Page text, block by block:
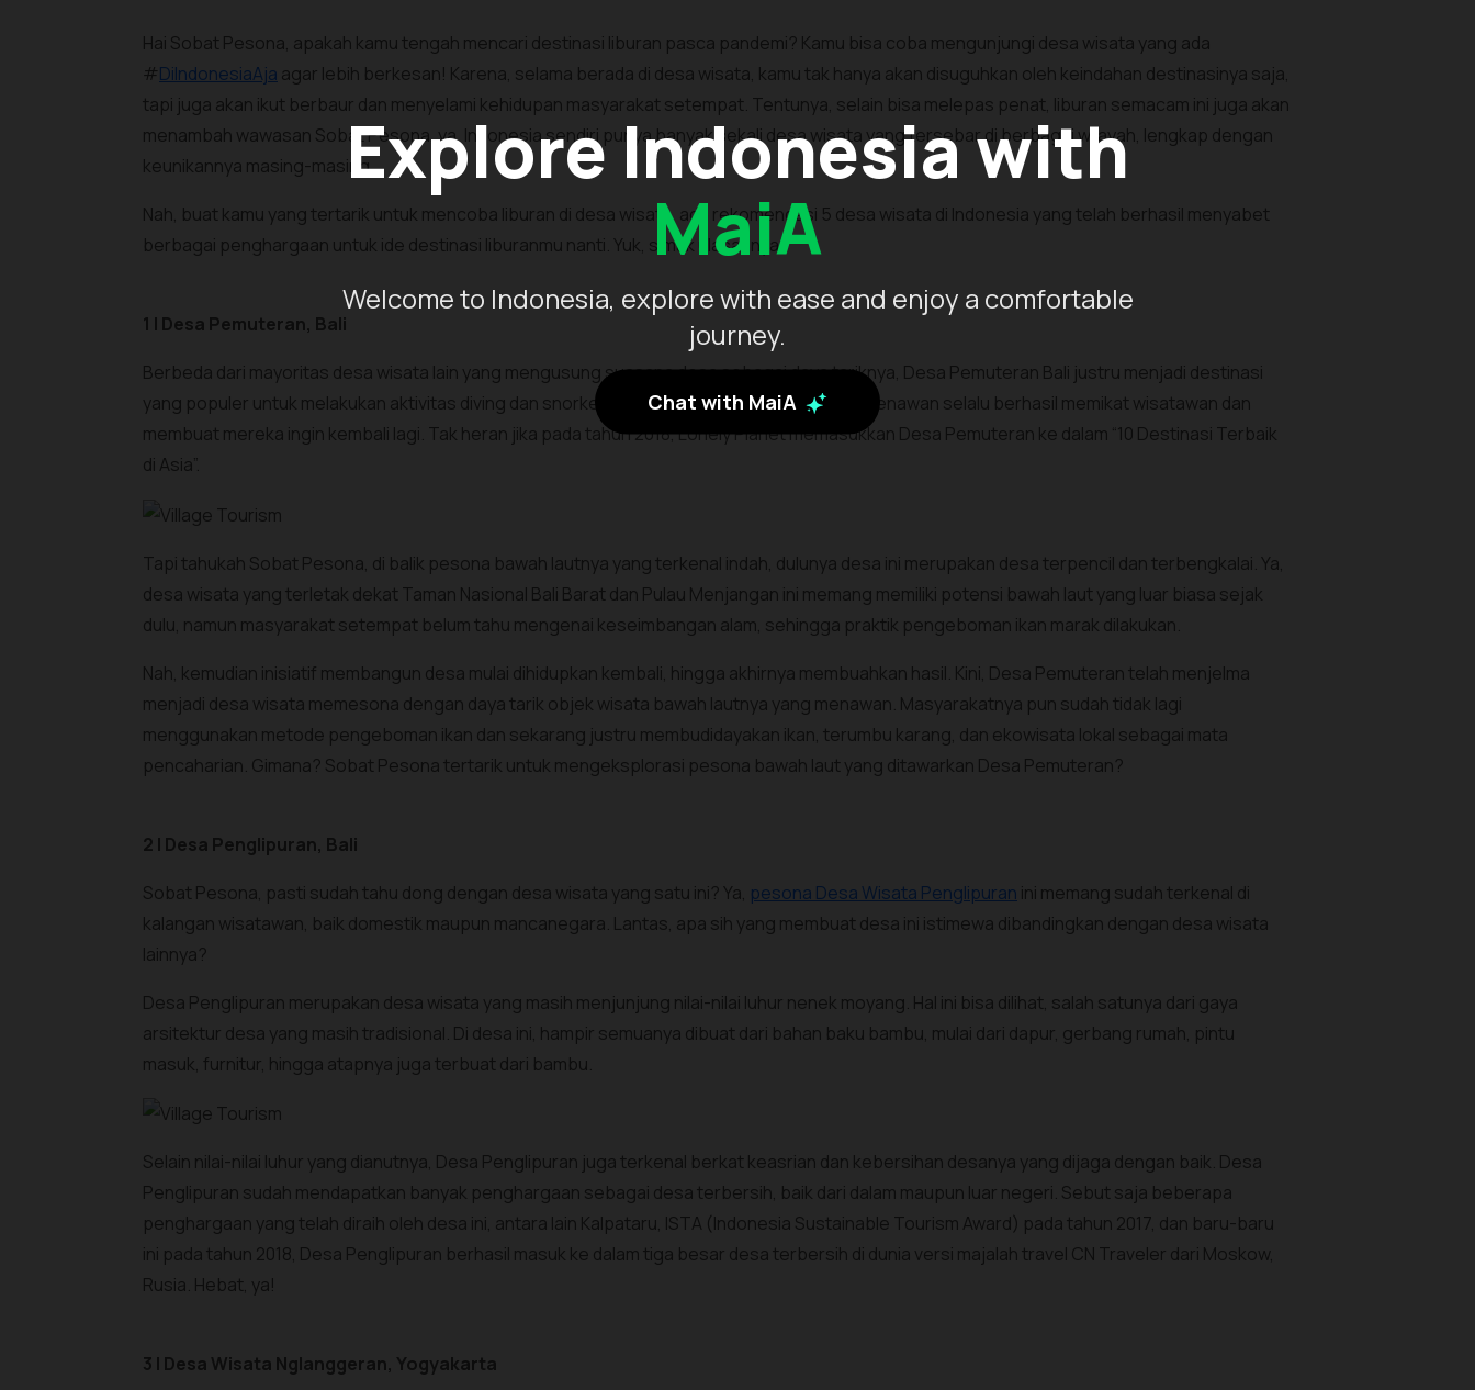
Explore Indonesia with
MaiA
Welcome to Indonesia, explore with ease and enjoy a comfortable
journey.
Chat with MaiA
Hai Sobat Pesona, apakah kamu tengah mencari destinasi liburan pasca pandemi? Kamu bisa coba mengunjungi desa wisata yang ada
#DiIndonesiaAja agar lebih berkesan! Karena, selama berada di desa wisata, kamu tak hanya akan disuguhkan oleh keindahan destinasinya saja,
tapi juga akan ikut berbaur dan menyelami kehidupan masyarakat setempat. Tentunya, selain bisa melepas penat, liburan semacam ini juga akan
menambah wawasan Sobat Pesona, ya. Indonesia sendiri punya banyak sekali desa wisata yang tersebar di berbagai wilayah, lengkap dengan
keunikannya masing-masing.
Nah, buat kamu yang tertarik untuk mencoba liburan di desa wisata, ada rekomendasi 5 desa wisata di Indonesia yang telah berhasil menyabet
berbagai penghargaan untuk ide destinasi liburanmu nanti. Yuk, simak ulasannya!
1 | Desa Pemuteran, Bali
Berbeda dari mayoritas desa wisata lain yang mengusung suasana desa sebagai daya tariknya, Desa Pemuteran Bali justru menjadi destinasi
yang populer untuk melakukan aktivitas diving dan snorkeling. Pesona bawah lautnya yang menawan selalu berhasil memikat wisatawan dan
membuat mereka ingin kembali lagi. Tak heran jika pada tahun 2018, Lonely Planet memasukkan Desa Pemuteran ke dalam “10 Destinasi Terbaik
di Asia”.
Tapi tahukah Sobat Pesona, di balik pesona bawah lautnya yang terkenal indah, dulunya desa ini merupakan desa terpencil dan terbengkalai. Ya,
desa wisata yang terletak dekat Taman Nasional Bali Barat dan Pulau Menjangan ini memang memiliki potensi bawah laut yang luar biasa sejak
dulu, namun masyarakat setempat belum tahu mengenai keseimbangan alam, sehingga praktik pengeboman ikan marak dilakukan.
Nah, kemudian inisiatif membangun desa mulai dihidupkan kembali, hingga akhirnya membuahkan hasil. Kini, Desa Pemuteran telah menjelma
menjadi desa wisata memesona dengan daya tarik objek wisata bawah lautnya yang menawan. Masyarakatnya pun sudah tidak lagi
menggunakan metode pengeboman ikan dan sekarang justru membudidayakan ikan, terumbu karang, dan ekowisata lokal sebagai mata
pencaharian. Gimana? Sobat Pesona tertarik untuk mengeksplorasi pesona bawah laut yang ditawarkan Desa Pemuteran?
2 | Desa Penglipuran, Bali
Sobat Pesona, pasti sudah tahu dong dengan desa wisata yang satu ini? Ya, pesona Desa Wisata Penglipuran ini memang sudah terkenal di
kalangan wisatawan, baik domestik maupun mancanegara. Lantas, apa sih yang membuat desa ini istimewa dibandingkan dengan desa wisata
lainnya?
Desa Penglipuran merupakan desa wisata yang masih menjunjung nilai-nilai luhur nenek moyang. Hal ini bisa dilihat, salah satunya dari gaya
arsitektur desa yang masih tradisional. Di desa ini, hampir semuanya dibuat dari bahan baku bambu, mulai dari dapur, gerbang rumah, pintu
masuk, furnitur, hingga atapnya juga terbuat dari bambu.
Selain nilai-nilai luhur yang dianutnya, Desa Penglipuran juga terkenal berkat keasrian dan kebersihan desanya yang dijaga dengan baik. Desa
Penglipuran sudah mendapatkan banyak penghargaan sebagai desa terbersih, baik dari dalam maupun luar negeri. Sebut saja beberapa
penghargaan yang telah diraih oleh desa ini, antara lain Kalpataru, ISTA (Indonesia Sustainable Tourism Award) pada tahun 2017, dan baru-baru
ini pada tahun 2018, Desa Penglipuran berhasil masuk ke dalam tiga besar desa terbersih di dunia versi majalah travel CN Traveler dari Moskow,
Rusia. Hebat, ya!
3 | Desa Wisata Nglanggeran, Yogyakarta